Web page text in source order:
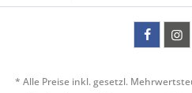
* Alle Preise inkl. gesetzl.